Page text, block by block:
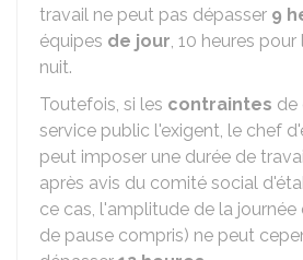
travail ne peut pas dépasser 9
équipes de jour, 10 heures
nuit.
Toutefois, si les contraintes de
service public l'exigent, le chef
peut imposer une durée de
après avis du comité social
ce cas, l'amplitude de la
de pause compris) ne peut